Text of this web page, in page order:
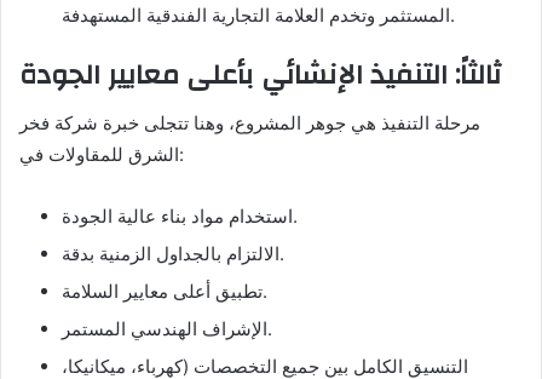
المستثمر وتخدم العلامة التجارية الفندقية المستهدفة.
ثالثاً: التنفيذ الإنشائي بأعلى معايير الجودة
مرحلة التنفيذ هي جوهر المشروع، وهنا تتجلى خبرة شركة فخر
الشرق للمقاولات في:
استخدام مواد بناء عالية الجودة.
الالتزام بالجداول الزمنية بدقة.
تطبيق أعلى معايير السلامة.
الإشراف الهندسي المستمر.
التنسيق الكامل بين جميع التخصصات (كهرباء، ميكانيكا،